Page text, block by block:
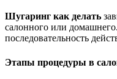
Шугаринг как делать
салонного или
последовательность
Этапы процедуры в